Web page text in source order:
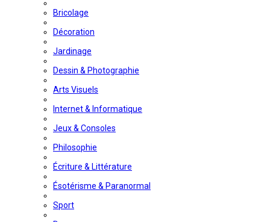
Bricolage
Décoration
Jardinage
Dessin & Photographie
Arts Visuels
Internet & Informatique
Jeux & Consoles
Philosophie
Écriture & Littérature
Ésotérisme & Paranormal
Sport